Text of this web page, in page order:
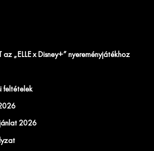
az „ELLE x Disney+” nyereményjátékhoz
feltételek
2026